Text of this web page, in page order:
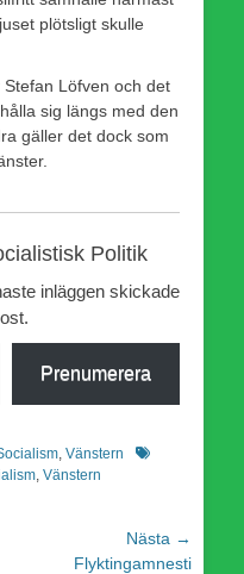
plötsligt skulle
Löfven och det
sig längs med den
gäller det dock som
Politik
inläggen skickade
Prenumerera
Vänstern
Etiketter
Vänstern
Nästa →
Flyktingamnesti